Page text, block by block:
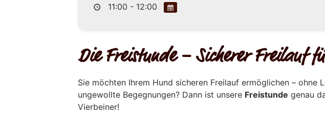
11:00 - 12:00
Die Freistunde – Sicherer Freilauf
Sie möchten Ihrem Hund sicheren Freilauf ermöglichen – ohne
ungewollte Begegnungen? Dann ist unsere Freistunde genau
Vierbeiner!